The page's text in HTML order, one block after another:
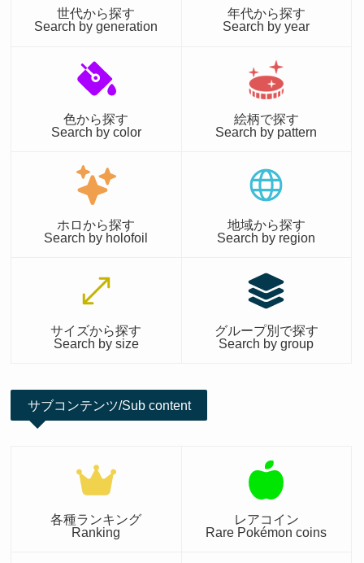
世代から探す
Search by generation
年代から探す
Search by year
色から探す
Search by color
絵柄で探す
Search by pattern
ホロから探す
Search by holofoil
地域から探す
Search by region
サイズから探す
Search by size
グループ別で探す
Search by group
サブコンテンツ/Sub content
各種ランキング
Ranking
レアコイン
Rare Pokémon coins